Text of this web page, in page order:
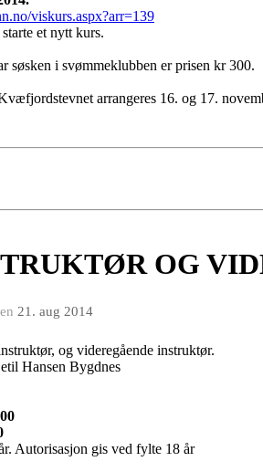
viskurs.aspx?arr=139
et nytt kurs.
søsken i svømmeklubben er prisen kr 300.
arrangeres 16. og 17.
OG
21. aug 2014
og videregående instruktør.
Hansen Bygdnes
Autorisasjon gis ved fylte 18 år